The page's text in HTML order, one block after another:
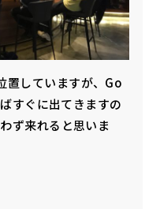
置していますが、Go
すぐに出てきますの
ず来れると思いま